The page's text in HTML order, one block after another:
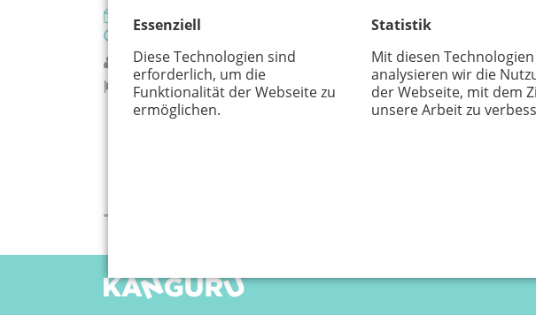
Essenziell
Diese Technologien sind
erforderlich, um die
Funktionalität der Webseite zu
ermöglichen.
Statistik
Mit diesen Technologien
analysieren wir die
der Webseite, mit dem
unsere Arbeit zu
15.08.2026
08:00 - 18:00 Uhr
Bonner Rheinaue
Bonn
08:00 - 18:00
Bonner Rheinaue
Bonn